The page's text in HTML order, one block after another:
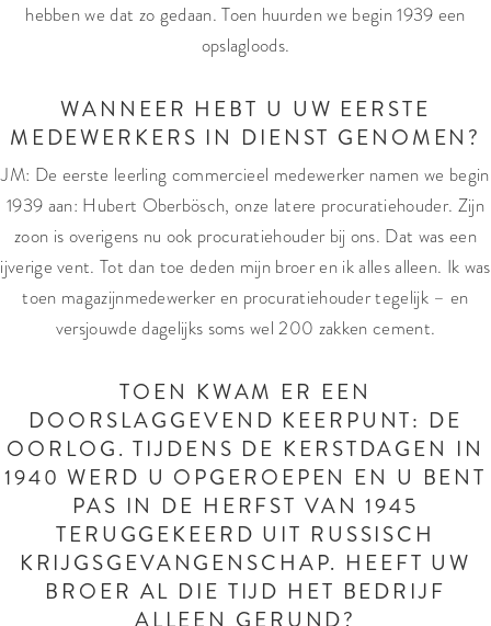
hebben we dat zo gedaan. Toen huurden we begin 1939 een
opslagloods.
WANNEER HEBT U UW EERSTE
MEDEWERKERS IN DIENST GENOMEN?
JM: De eerste leerling commercieel medewerker namen we begin
1939 aan: Hubert Oberbösch, onze latere procuratiehouder. Zijn
zoon is overigens nu ook procuratiehouder bij ons. Dat was een
ijverige vent. Tot dan toe deden mijn broer en ik alles alleen. Ik was
toen magazijnmedewerker en procuratiehouder tegelijk – en
versjouwde dagelijks soms wel 200 zakken cement.
TOEN KWAM ER EEN
DOORSLAGGEVEND KEERPUNT: DE
OORLOG. TIJDENS DE KERSTDAGEN IN
1940 WERD U OPGEROEPEN EN U BENT
PAS IN DE HERFST VAN 1945
TERUGGEKEERD UIT RUSSISCH
KRIJGSGEVANGENSCHAP. HEEFT UW
BROER AL DIE TIJD HET BEDRIJF
ALLEEN GERUND?